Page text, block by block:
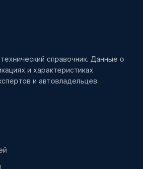
справочник. Данные о
и характеристиках
и автовладельцев.